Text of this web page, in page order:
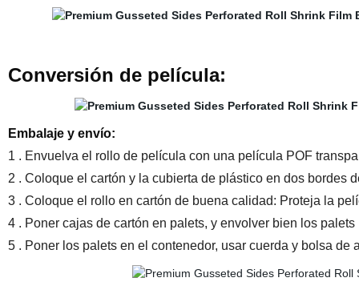
Conversión de película:
Embalaje y envío:
1 . Envuelva el rollo de película con una película POF
2 . Coloque el cartón y la cubierta de plástico en dos bordes
3 . Coloque el rollo en cartón de buena calidad: Proteja la
4 . Poner cajas de cartón en palets, y envolver bien los
5 . Poner los palets en el contenedor, usar cuerda y bolsa de